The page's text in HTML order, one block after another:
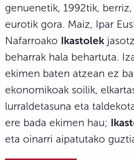
genuenetik, 1992tik,
eurotik gora. Maiz, Ipar
Nafarroako Ikastolek
beharrak hala behartuta.
ekimen baten atzean ez
ekonomikoak soilik,
lurraldetasuna eta
ere bada ekimen hau;
eta oinarri aipatutako